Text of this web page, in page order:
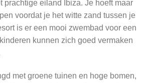
prachtige eiland Ibiza. Je hoeft maar
voordat je het witte zand tussen je
is er een mooi zwembad voor een
kunnen zich goed vermaken
met groene tuinen en hoge bomen,